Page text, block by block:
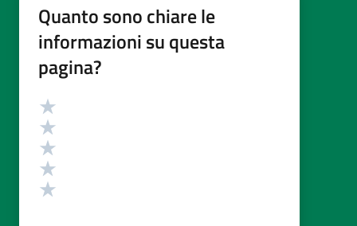
Quanto sono chiare le
informazioni su questa
pagina?
Valutazione